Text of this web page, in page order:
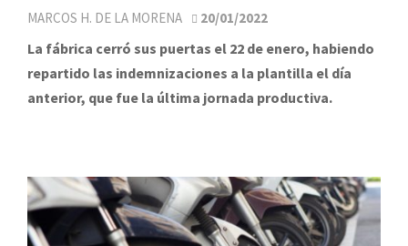
MARCOS H. DE LA MORENA 20/01/2022
La fábrica cerró sus puertas el 22 de enero, habiendo
repartido las indemnizaciones a la plantilla el día
anterior, que fue la última jornada productiva.